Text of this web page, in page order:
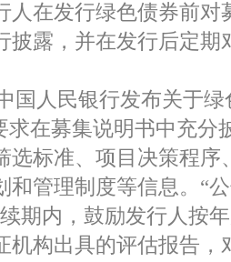
人在发行绿色债券前对
披露，并在发行后定期
国人民银行发布关于
求在募集说明书中充分
选标准、项目决策程序
和管理制度等信息。“
期内，鼓励发行人按
机构出具的评估报告，